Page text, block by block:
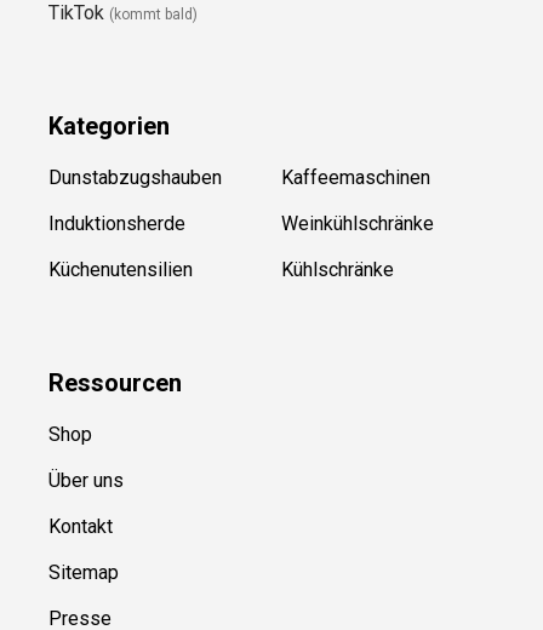
TikTok (kommt bald)
Kategorien
Dunstabzugshauben
Induktionsherde
Küchenutensilien
Kaffeemaschinen
Weinkühlschränke
Kühlschränke
Ressourcen
Shop
Über uns
Kontakt
Sitemap
Presse